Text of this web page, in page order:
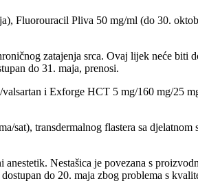
Fluorouracil Pliva 50 mg/ml (do 30.
zatajenja srca. Ovaj liјek neće biti
do 31. maja, prenosi.
i Exforge HCT 5 mg/160 mg/25
transdermalnog flastera sa
Nestašica je povezana s
do 20. maja zbog problema s